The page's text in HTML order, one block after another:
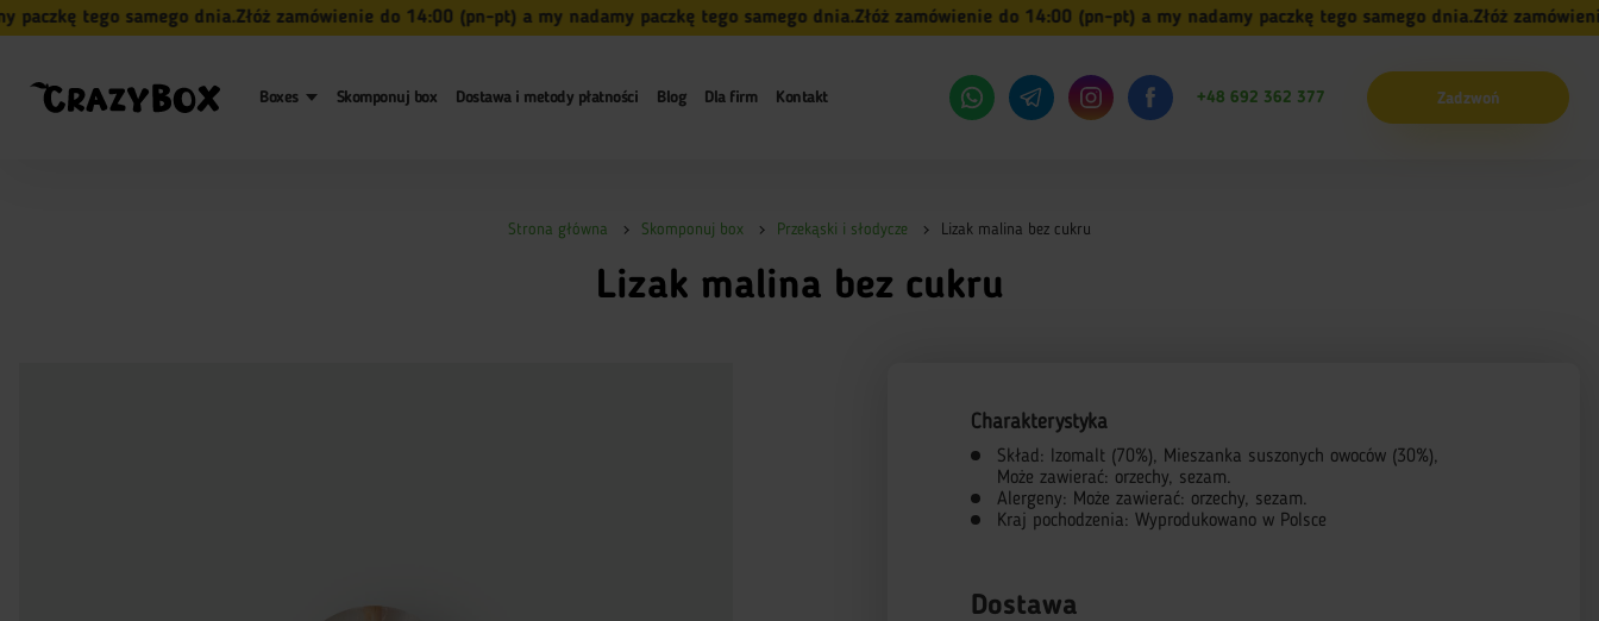
tego samego dnia.Złóż zamówienie do 14:00 (pn-pt) a my nadamy paczkę tego samego dnia.Złóż zamówienie do 14:00 (pn-pt) a my nadamy paczkę tego samego dnia.Złóż zamówienie
Boxes Skomponuj box Dostawa i metody płatności Blog Dla firm Kontakt +48 692 362 377 Zadzwoń
Strona główna Skomponuj box Przekąski i słodycze Lizak malina bez cukru
Lizak malina bez cukru
Charakterystyka
Skład: Izomalt (70%), Mieszanka suszonych owoców (30%),
Może zawierać: orzechy, sezam.
Alergeny: Może zawierać: orzechy, sezam.
Kraj pochodzenia: Wyprodukowano w Polsce
Dostawa